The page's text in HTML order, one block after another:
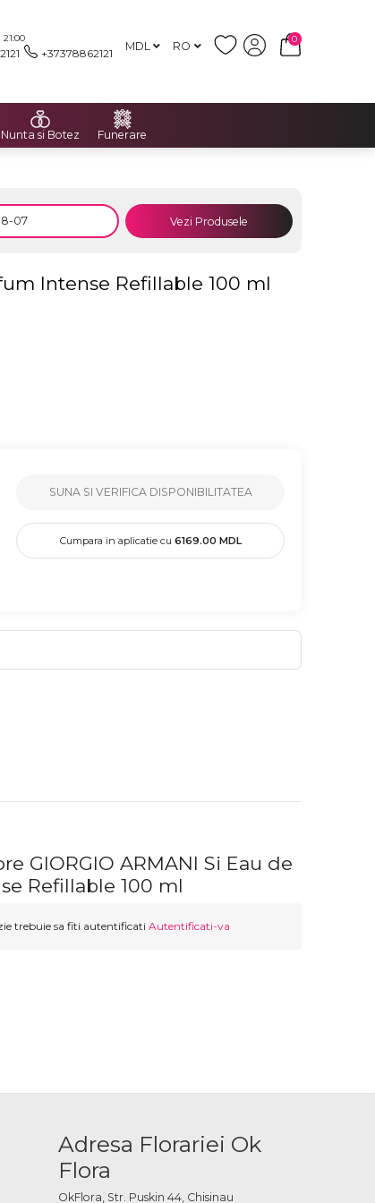
+37378862121 MDL RO
0
Nunta si Botez Funerare
Vezi Produsele
Intense Refillable 100 ml
SUNA SI VERIFICA DISPONIBILITATEA
Cumpara in aplicatie cu 6169.00 MDL
GIORGIO ARMANI Si Eau de
Refillable 100 ml
trebuie sa fiti autentificati Autentificati-va
Adresa Florariei Ok
Flora
OkFlora, Str. Puskin 44, Chisinau